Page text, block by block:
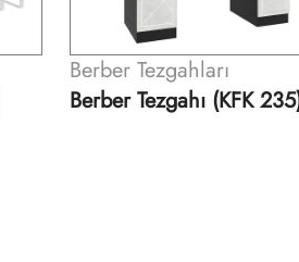
Berber Tezgahları
Berber Tezgahı (KFK